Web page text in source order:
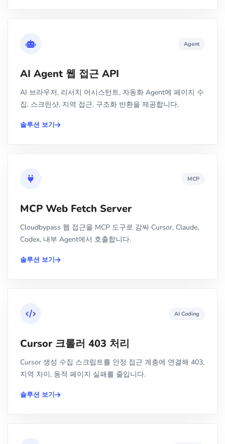
Agent
AI Agent 웹 접근 API
AI 브라우저, 리서치 어시스턴트, 자동화 Agent에 페이지 수
집, 스크린샷, 지역 접근, 구조화 반환을 제공합니다.
솔루션 보기
MCP
MCP Web Fetch Server
Cloudbypass 웹 접근을 MCP 도구로 감싸 Cursor, Claude,
Codex, 내부 Agent에서 호출합니다.
솔루션 보기
AI Coding
Cursor 크롤러 403 처리
Cursor 생성 수집 스크립트를 안정 접근 계층에 연결해 403,
지역 차이, 동적 페이지 실패를 줄입니다.
솔루션 보기